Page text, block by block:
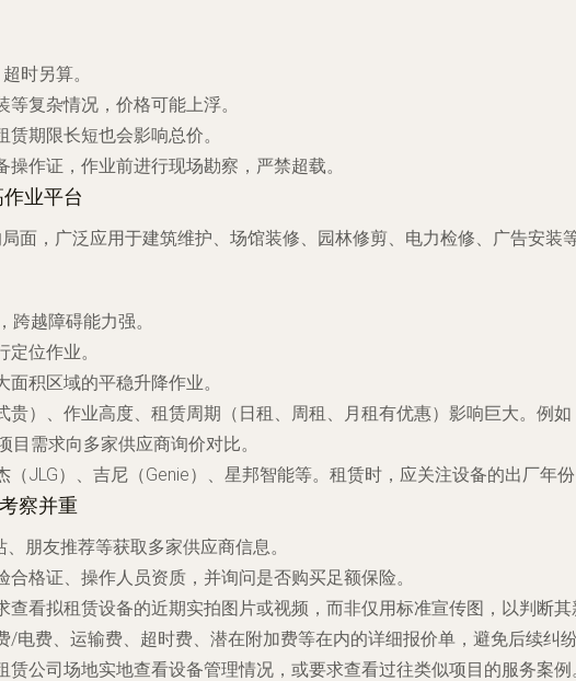
时另算。
复杂情况，价格可能上浮。
赁期限长短也会影响总价。
作证，作业前进行现场勘察，严禁超载。
业平台
面，广泛应用于建筑维护、场馆装修、园林修剪、电力检修、广告安装等
跨越障碍能力强。
位作业。
面积区域的平稳升降作业。
贵）、作业高度、租赁周期（日租、周租、月租有优惠）影响巨大。例
需求向多家供应商询价对比。
（JLG）、吉尼（Genie）、星邦智能等。租赁时，应关注设备的出厂年
察并重
朋友推荐等获取多家供应商信息。
合格证、操作人员资质，并询问是否购买足额保险。
查看拟租赁设备的近期实拍图片或视频，而非仅用标准宣传图，以判断其
/电费、运输费、超时费、潜在附加费等在内的详细报价单，避免后续纠纷
赁公司场地实地查看设备管理情况，或要求查看过往类似项目的服务案例